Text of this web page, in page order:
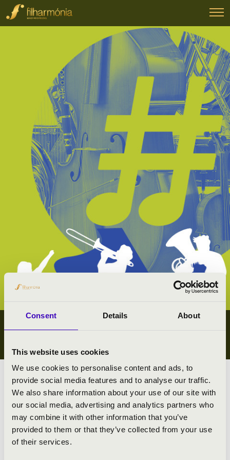
Consent Details About
This website uses cookies
We use cookies to personalise content and ads, to
provide social media features and to analyse our traffic.
We also share information about your use of our site with
our social media, advertising and analytics partners who
may combine it with other information that you’ve
provided to them or that they’ve collected from your use
of their services.
IFJÚSÁGI KONCERTEK
Megyei koncert lista
Összes ifjúsági koncert
#zeneóra ifjúsági kiajánló I.